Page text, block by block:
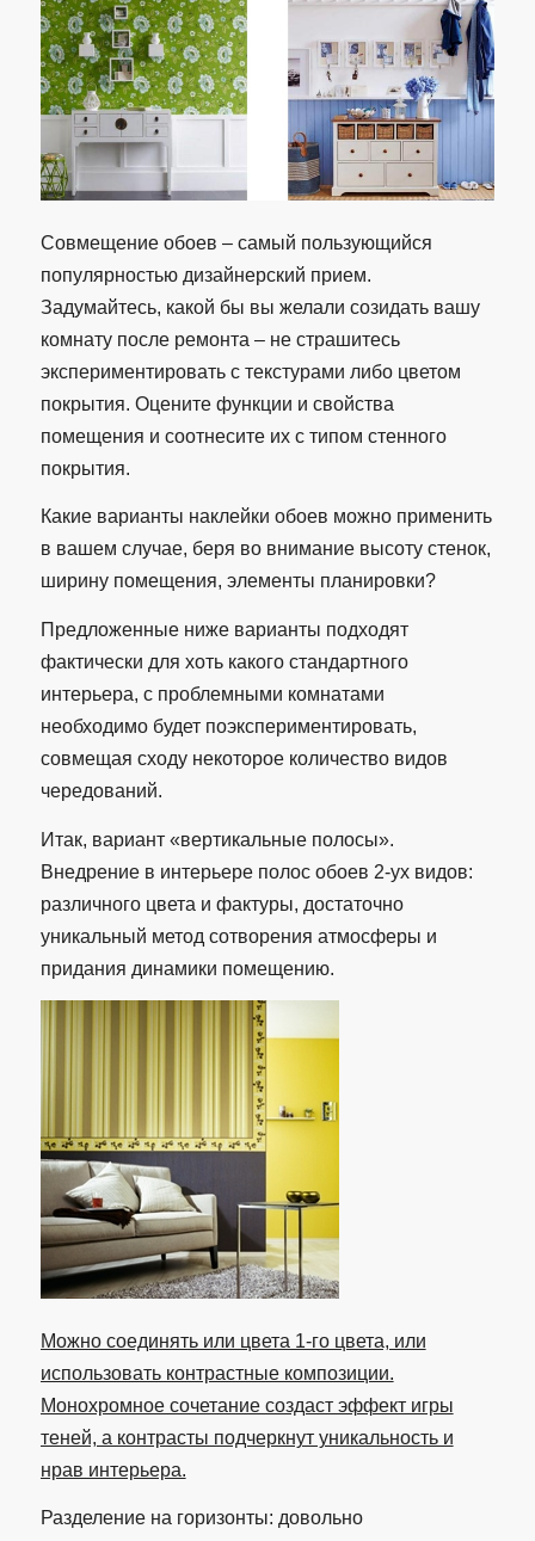
Совмещение обоев – самый пользующийся
популярностью дизайнерский прием.
Задумайтесь, какой бы вы желали созидать вашу
комнату после ремонта – не страшитесь
экспериментировать с текстурами либо цветом
покрытия. Оцените функции и свойства
помещения и соотнесите их с типом стенного
покрытия.
Какие варианты наклейки обоев можно применить
в вашем случае, беря во внимание высоту стенок,
ширину помещения, элементы планировки?
Предложенные ниже варианты подходят
фактически для хоть какого стандартного
интерьера, с проблемными комнатами
необходимо будет поэкспериментировать,
совмещая сходу некоторое количество видов
чередований.
Итак, вариант «вертикальные полосы».
Внедрение в интерьере полос обоев 2-ух видов:
различного цвета и фактуры, достаточно
уникальный метод сотворения атмосферы и
придания динамики помещению.
Можно соединять или цвета 1-го цвета, или
использовать контрастные композиции.
Монохромное сочетание создаст эффект игры
теней, а контрасты подчеркнут уникальность и
нрав интерьера.
Разделение на горизонты: довольно